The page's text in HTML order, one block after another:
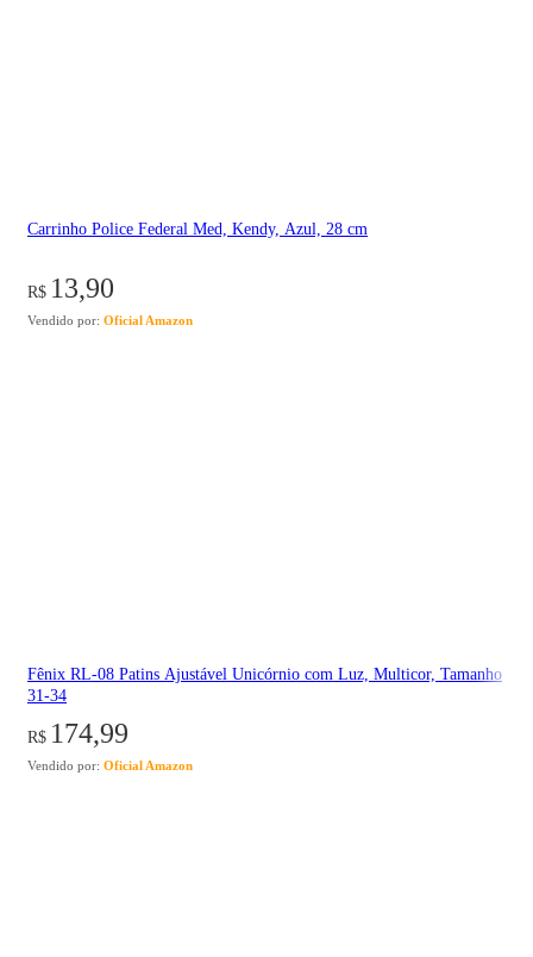
Carrinho Police Federal Med, Kendy, Azul, 28 cm
R$ 13,90
Vendido por: Oficial Amazon
Fênix RL-08 Patins Ajustável Unicórnio com Luz, Multicor, Tamanho
31-34
R$ 174,99
Vendido por: Oficial Amazon